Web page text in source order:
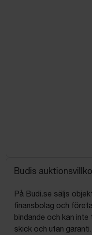
Budis
På Budi.se säljs
finansbolag och
bindande och kan
skick och utan